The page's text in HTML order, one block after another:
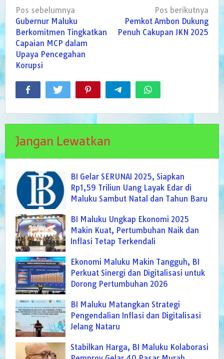
Navigasi
pos
Pos sebelumnya
Gubernur Maluku
Berkomitmen Tingkatkan
Capaian MCP dalam
Upaya Pencegahan
Korupsi
Pos berikutnya
Pemkot Ambon Dukung
Penuh Cakupan JKN 2025
Jangan Lewatkan
BI Gelar SERUNAI 2025, Siapkan
Rp1,59 Triliun Uang Layak Edar di
Maluku Sambut Natal dan Tahun Baru
BI Maluku Ungkap Ekonomi 2025
Makin Kuat, Pertumbuhan Naik dan
Inflasi Tetap Terkendali
Ekonomi Maluku Makin Tangguh, BI
Perkuat Sinergi dan Digitalisasi untuk
Dorong Pertumbuhan 2026
BI Maluku Matangkan Strategi
Pengendalian Inflasi dan Digitalisasi
Jelang Nataru
Stabilkan Harga, BI Maluku Kolaborasi